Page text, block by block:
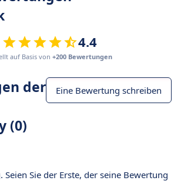
4.4
auf Basis von +200 Bewertungen
der
(0)
Eine Bewertung schreiben
Seien Sie der Erste, der seine Bewertung